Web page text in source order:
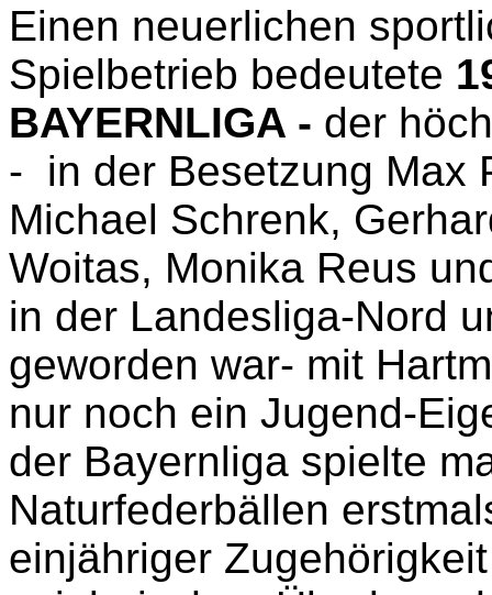
Einen neuerlichen
Spielbetrieb bedeutete
BAYERNLIGA - der
- in der Besetzung Max
Michael Schrenk,
Woitas, Monika Reus
in der Landesliga-Nord
geworden war- mit
nur noch ein Jugend-
der Bayernliga spielte
Naturfederbällen
einjähriger